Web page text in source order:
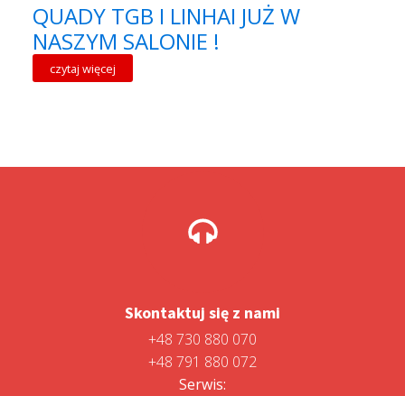
QUADY TGB I LINHAI JUŻ W
NASZYM SALONIE !
czytaj więcej
Skontaktuj się z nami
+48 730 880 070
+48 791 880 072
Serwis: